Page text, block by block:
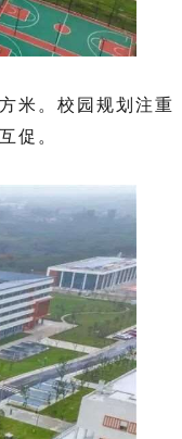
米。校园规划注重
促。